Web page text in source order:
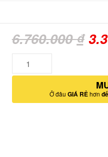
6.760.000₫
là:
lượng
Ở đâu GIÁ RẺhơn